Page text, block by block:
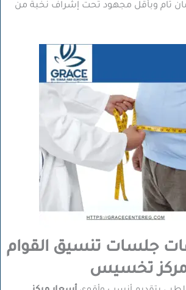
تام وبأقل مجهود تحت إشراف نخبة من
جلسات تنسيق القوام
تخسيس